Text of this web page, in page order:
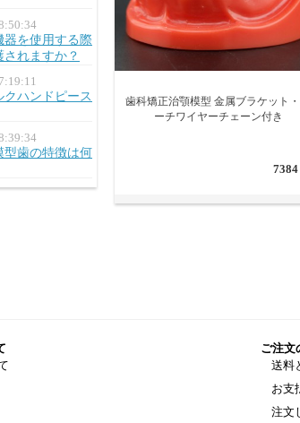
器を使用する際
れますか？
ハンドピース
型歯の特徴は何
歯科矯正治顎模型 金属ブラケット
ーチワイヤーチェーン付き
7384
ご注文
送料
お支
注文